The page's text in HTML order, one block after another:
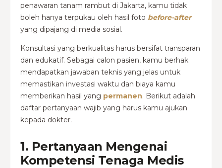
penawaran tanam rambut di Jakarta, kamu tidak
boleh hanya terpukau oleh hasil foto before-after
yang dipajang di media sosial.
Konsultasi yang berkualitas harus bersifat transparan
dan edukatif. Sebagai calon pasien, kamu berhak
mendapatkan jawaban teknis yang jelas untuk
memastikan investasi waktu dan biaya kamu
memberikan hasil yang permanen. Berikut adalah
daftar pertanyaan wajib yang harus kamu ajukan
kepada dokter.
1. Pertanyaan Mengenai
Kompetensi Tenaga Medis